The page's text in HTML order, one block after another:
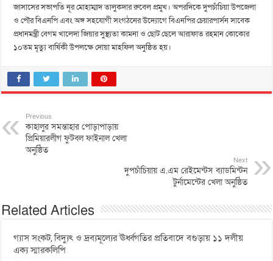
জাসাসের সভাপতি নূর মোহাম্মাদ তালুকদার রুবেল প্রমুখ। অপরদিকে দুপচাঁচিয়া উপজেলা
ও পৌর বিএনপি এবং অঙ্গ সহযোগী সংগঠনের উদ্যোগে বিএনপির চেয়ারপার্সন সাবেক
প্রধানমন্ত্রী বেগম খালেদা জিয়ার সুস্থ্যতা কামনা ও ছোট ছেলে আরাফাত রহমান কোকোর
১০তম মৃত্যু বার্ষিকী উপলক্ষে দোয়া মাহফিল অনুষ্ঠিত হয়।
Previous
কাহালুর সমন্তাহার পোড়াপাড়ায়
প্রিমিয়ারলীগ ফুটবল ফাইনাল খেলা
অনুষ্ঠিত
Next
দুপচাঁচিয়ায় এ.এম রেইমেন্টস ব্যাডমিন্টন
টুর্নামেন্টের খেলা অনুষ্ঠিত
Related Articles
গ্যাস সংকট, বিদ্যুৎ ও দ্রব্যমূল্যের ঊর্ধ্বগতির প্রতিবাদে বগুড়ায় ১১ দলীয়
এক্য স্মারকলিপি